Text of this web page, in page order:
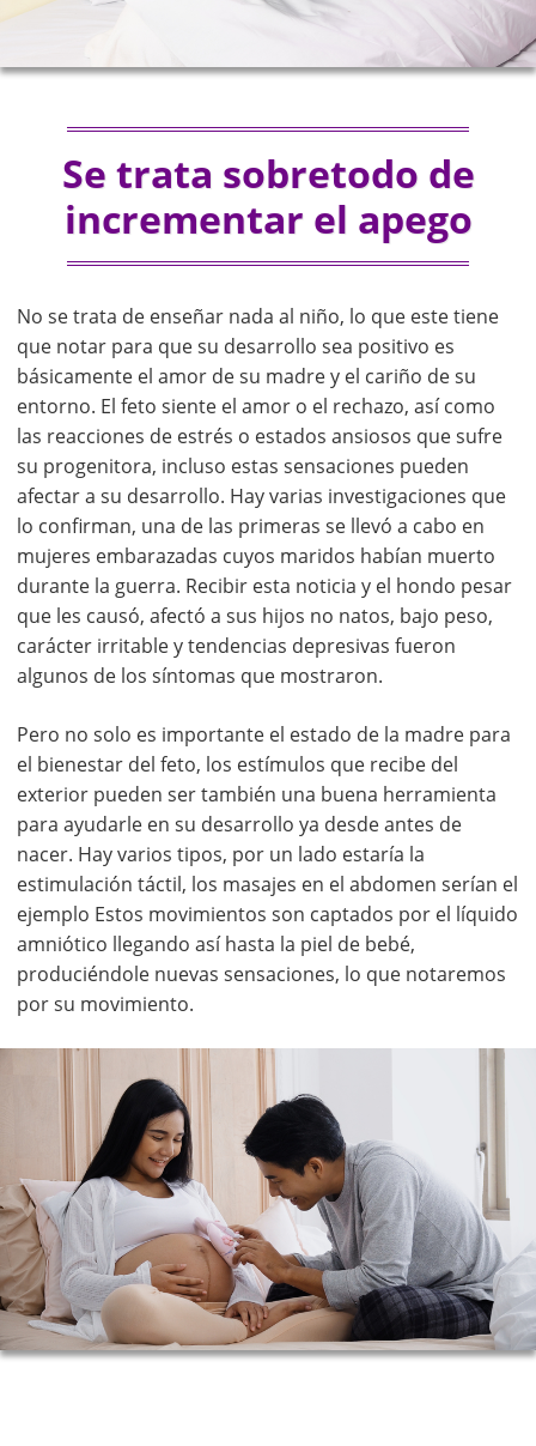
Se trata sobretodo de
incrementar el apego
No se trata de enseñar nada al niño, lo que este tiene
que notar para que su desarrollo sea positivo es
básicamente el amor de su madre y el cariño de su
entorno. El feto siente el amor o el rechazo, así como
las reacciones de estrés o estados ansiosos que sufre
su progenitora, incluso estas sensaciones pueden
afectar a su desarrollo. Hay varias investigaciones que
lo confirman, una de las primeras se llevó a cabo en
mujeres embarazadas cuyos maridos habían muerto
durante la guerra. Recibir esta noticia y el hondo pesar
que les causó, afectó a sus hijos no natos, bajo peso,
carácter irritable y tendencias depresivas fueron
algunos de los síntomas que mostraron.
Pero no solo es importante el estado de la madre para
el bienestar del feto, los estímulos que recibe del
exterior pueden ser también una buena herramienta
para ayudarle en su desarrollo ya desde antes de
nacer. Hay varios tipos, por un lado estaría la
estimulación táctil, los masajes en el abdomen serían el
ejemplo Estos movimientos son captados por el líquido
amniótico llegando así hasta la piel de bebé,
produciéndole nuevas sensaciones, lo que notaremos
por su movimiento.